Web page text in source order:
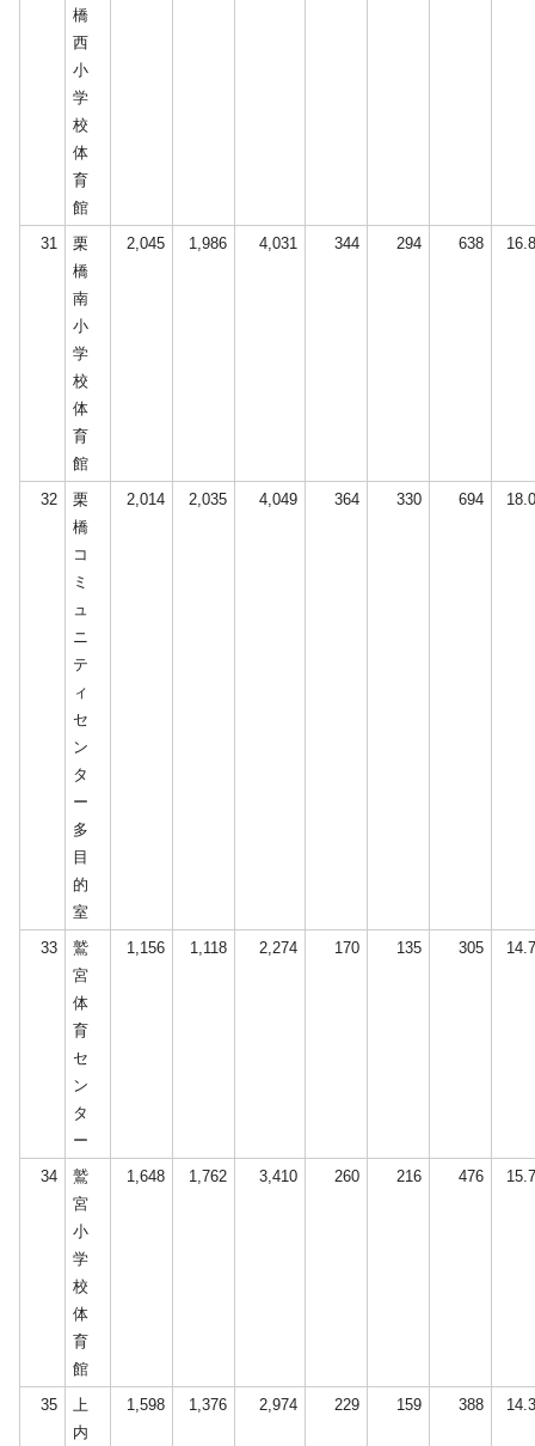
橋
西
小
学
校
体
育
館
31
栗
橋
南
小
学
校
体
育
館
2,045 1,986 4,031 344 294 638
32
栗
橋
コ
ミ
ュ
ニ
テ
ィ
セ
ン
タ
ー
多
目
的
室
2,014 2,035 4,049 364 330 694
33
鷲
宮
体
育
セ
ン
タ
ー
1,156 1,118 2,274 170 135 305
34
鷲
宮
小
学
校
体
育
館
1,648 1,762 3,410 260 216 476
35
上
内
1,598 1,376 2,974 229 159 388